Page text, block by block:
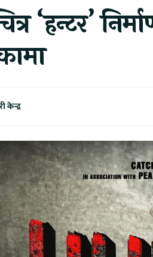
‘हन्टर’
केन्द्र